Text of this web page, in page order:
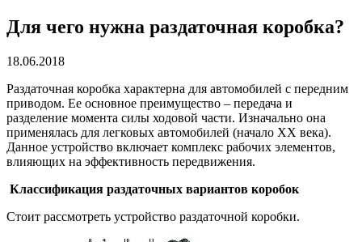
Для чего нужна раздаточная коробка?
18.06.2018
Раздаточная коробка характерна для автомобилей с передним
приводом. Ее основное преимущество – передача и
разделение момента силы ходовой части. Изначально она
применялась для легковых автомобилей (начало XX века).
Данное устройство включает комплекс рабочих элементов,
влияющих на эффективность передвижения.
Классификация раздаточных вариантов коробок
Стоит рассмотреть устройство раздаточной коробки.